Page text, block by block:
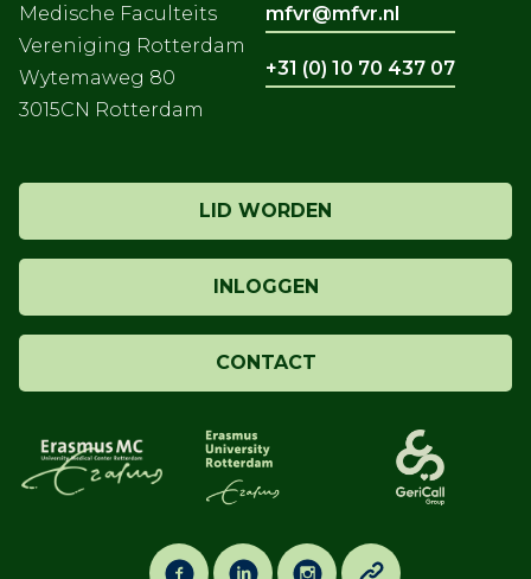
Medische Faculteits
Vereniging Rotterdam
Wytemaweg 80
3015CN Rotterdam
LID WORDEN
INLOGGEN
CONTACT
mfvr@mfvr.nl
+31 (0) 10 70 437 07